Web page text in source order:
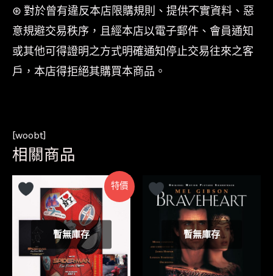
⊛ 對於曾有違反本店限購規則、提供不實資料、惡
意規避交易秩序，且經本店以電子郵件、會員通知
或其他可得證明之方式明確通知停止交易往來之客
戶，本店得拒絕其購買本商品。
[woobt]
相關商品
特價
暫無庫存 暫無庫存